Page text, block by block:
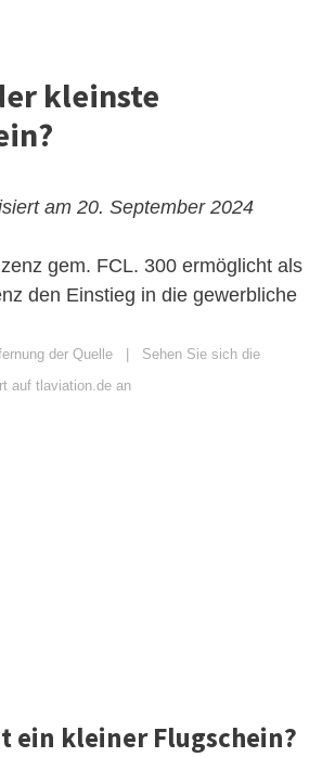
kleinste
am 20. September 2024
gem. FCL. 300 ermöglicht als
den Einstieg in die gewerbliche
der Quelle
Sehen Sie sich die
auf tlaviation.de an
ein kleiner Flugschein?